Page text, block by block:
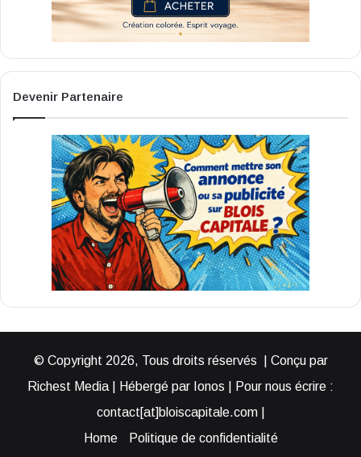
Devenir Partenaire
© Copyright 2026, Tous droits réservés | Conçu par
Richest Media | Hébergé par Ionos | Pour nous écrire :
contact[at]bloiscapitale.com |
Home
Politique de confidentialité